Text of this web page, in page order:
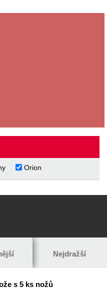
Orion
Nejdražší
s 5 ks nožů